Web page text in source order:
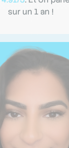
sur un 1 an !